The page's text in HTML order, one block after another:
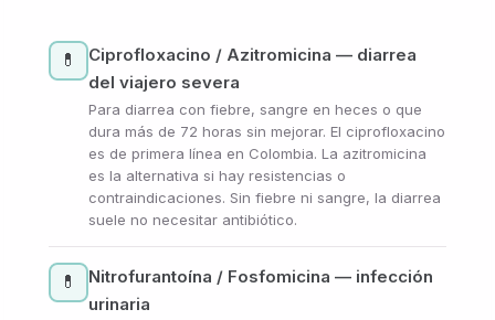
💊
Ciprofloxacino / Azitromicina — diarrea
del viajero severa
Para diarrea con fiebre, sangre en heces o que
dura más de 72 horas sin mejorar. El ciprofloxacino
es de primera línea en Colombia. La azitromicina
es la alternativa si hay resistencias o
contraindicaciones. Sin fiebre ni sangre, la diarrea
suele no necesitar antibiótico.
💊
Nitrofurantoína / Fosfomicina — infección
urinaria